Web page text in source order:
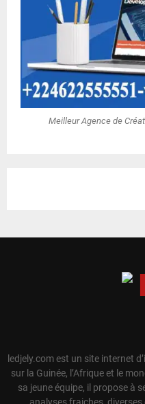
Meilleur Agence de
ledjely.com est un site internet
sur la Guinée, l’Afrique et le
sa jeune équipe, il propose à